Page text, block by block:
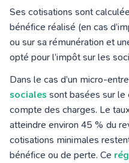
Ses cotisations sont
bénéfice réalisé (en cas
ou sur sa rémunération et
opté pour l’impôt sur les
Dans le cas d’un micro-
sociales sont basées sur le
compte des charges. Le
atteindre environ 45 % du
cotisations minimales
bénéfice ou de perte. Ce